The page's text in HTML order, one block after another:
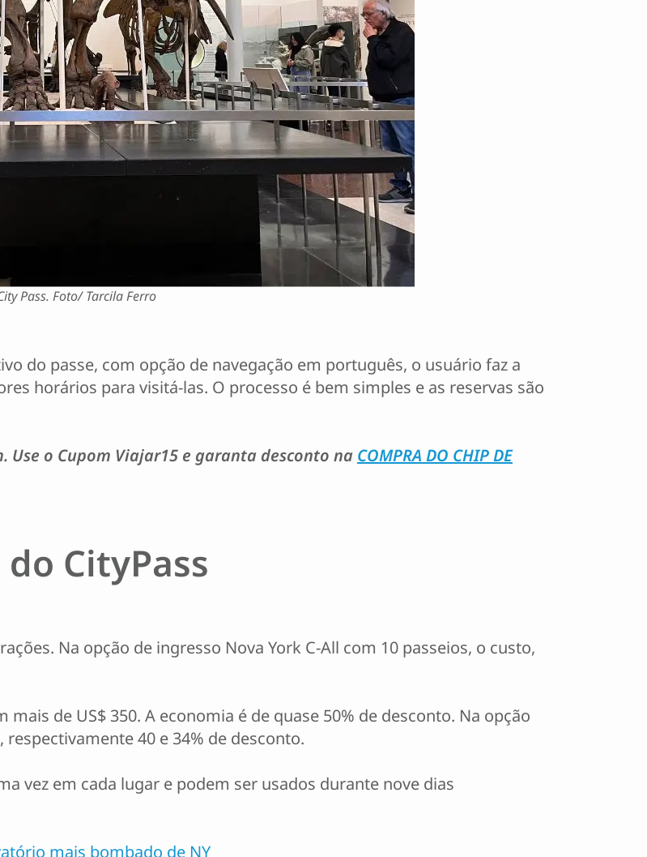
Pass. Foto/ Tarcila Ferro
do passe, com opção de navegação em português, o usuário faz a
horários para visitá-las. O processo é bem simples e as reservas são
o Cupom Viajar15 e garanta desconto na COMPRA DO CHIP DE
CityPass
Na opção de ingresso Nova York C-All com 10 passeios, o custo,
de US$ 350. A economia é de quase 50% de desconto. Na opção
respectivamente 40 e 34% de desconto.
vez em cada lugar e podem ser usados durante nove dias
mais bombado de NY